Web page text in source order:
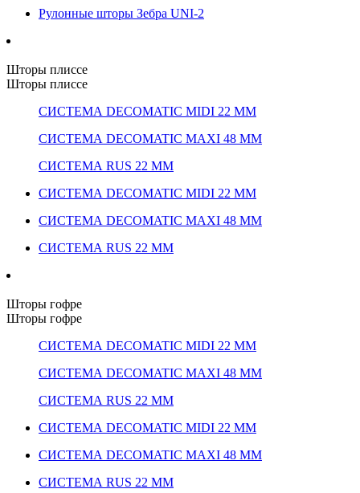
Рулонные шторы Зебра UNI-2
Шторы плиссе
Шторы плиссе
СИСТЕМА DECOMATIC MIDI 22 ММ
СИСТЕМА DECOMATIC MAXI 48 ММ
СИСТЕМА RUS 22 ММ
СИСТЕМА DECOMATIC MIDI 22 ММ
СИСТЕМА DECOMATIC MAXI 48 ММ
СИСТЕМА RUS 22 ММ
Шторы гофре
Шторы гофре
СИСТЕМА DECOMATIC MIDI 22 ММ
СИСТЕМА DECOMATIC MAXI 48 ММ
СИСТЕМА RUS 22 ММ
СИСТЕМА DECOMATIC MIDI 22 ММ
СИСТЕМА DECOMATIC MAXI 48 ММ
СИСТЕМА RUS 22 ММ